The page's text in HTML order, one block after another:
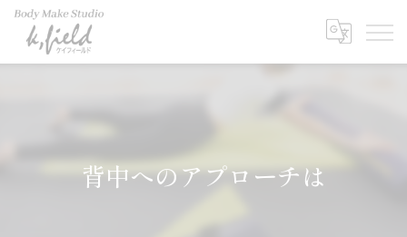
背中へのアプローチは